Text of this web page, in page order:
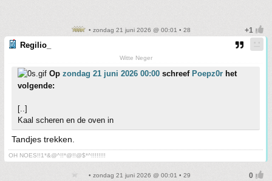
• zondag 21 juni 2026 @ 00:01 • 28
Regilio_
Witte Neger
Op zondag 21 juni 2026 00:00 schreef Poepz0r het
volgende:
[..]
Kaal scheren en de oven in
Tandjes trekken.
OH NOES!!1*&@^!!*@!!@$*^!!!!!!!!
• zondag 21 juni 2026 @ 00:01 • 29